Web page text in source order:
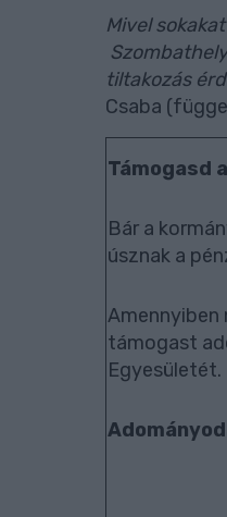
Mivel
tiltakozás
Csaba
Támogasd
Bár a
úsznak a
Amennyiben
támogast
Egyesületét.